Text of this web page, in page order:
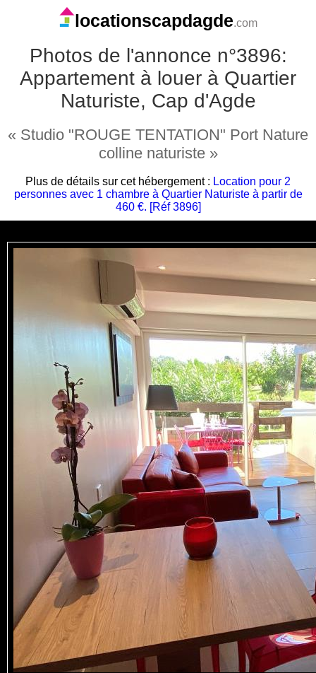
locationscapdagde.com
Photos de l'annonce n°3896:
Appartement à louer à Quartier
Naturiste, Cap d'Agde
« Studio "ROUGE TENTATION" Port Nature
colline naturiste »
Plus de détails sur cet hébergement : Location pour 2
personnes avec 1 chambre à Quartier Naturiste à partir de
460 €. [Réf 3896]